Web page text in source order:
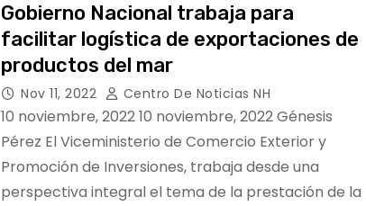
Gobierno Nacional trabaja para
facilitar logística de exportaciones de
productos del mar
Nov 11, 2022 Centro De Noticias NH
10 noviembre, 2022 10 noviembre, 2022 Génesis
Pérez El Viceministerio de Comercio Exterior y
Promoción de Inversiones, trabaja desde una
perspectiva integral el tema de la prestación de la